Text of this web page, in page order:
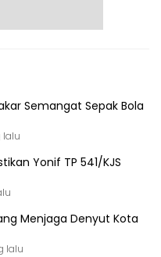
Semangat Sepak Bola
lalu
Yonif TP 541/KJS
Menjaga Denyut Kota
lalu